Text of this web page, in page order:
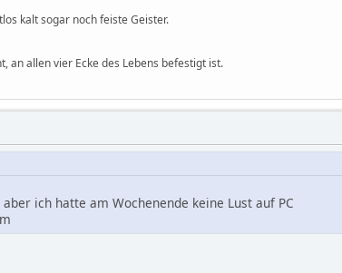
kalt sogar noch feiste Geister.
an allen vier Ecke des Lebens befestigt ist.
ich hatte am Wochenende keine Lust auf PC